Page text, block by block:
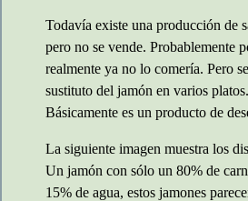
Todavía existe una producción de
pero no se vende. Probablemente
realmente ya no lo comería. Pero
sustituto del jamón en varios platos.
Básicamente es un producto de
La siguiente imagen muestra los
Un jamón con sólo un 80% de
15% de agua, estos jamones